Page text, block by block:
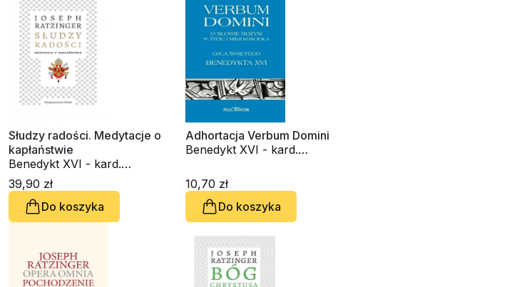
Słudzy radości. Medytacje o
kapłaństwie
Benedykt XVI - kard.
Joseph Ratzinger
39,90 zł
Do koszyka
Adhortacja Verbum Domini
Benedykt XVI - kard.
10,70 zł
Do koszyka